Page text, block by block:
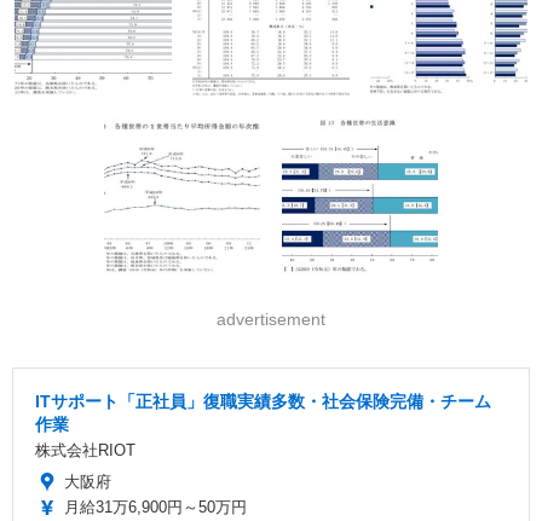
advertisement
ITサポート「正社員」復職実績多数・社会保険完備・チーム
作業
株式会社RIOT
大阪府
月給31万6,900円～50万円